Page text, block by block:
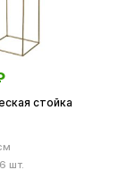
стойка
шт.